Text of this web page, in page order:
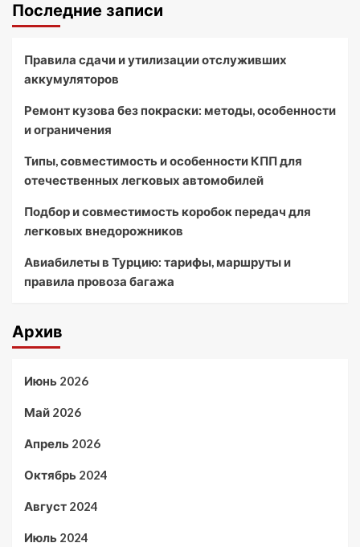
Последние записи
Правила сдачи и утилизации отслуживших
аккумуляторов
Ремонт кузова без покраски: методы, особенности
и ограничения
Типы, совместимость и особенности КПП для
отечественных легковых автомобилей
Подбор и совместимость коробок передач для
легковых внедорожников
Авиабилеты в Турцию: тарифы, маршруты и
правила провоза багажа
Архив
Июнь 2026
Май 2026
Апрель 2026
Октябрь 2024
Август 2024
Июль 2024